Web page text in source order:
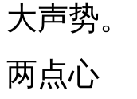
大声势。
两点心